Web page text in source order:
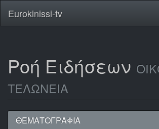
Eurokinissi-tv
Ροή Ειδήσεων
ΤΕΛΩΝΕΙΑ
ΘΕΜΑΤΟΓΡΑΦΙΑ